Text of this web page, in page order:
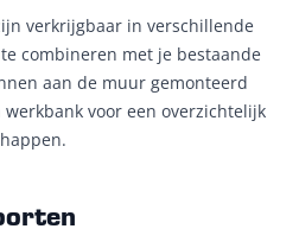
verkrijgbaar in verschillende
combineren met je bestaande
aan de muur gemonteerd
voor een overzichtelijk